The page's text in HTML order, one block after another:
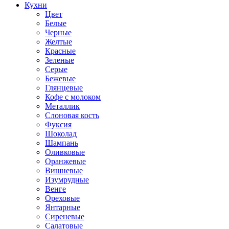
Кухни
Цвет
Белые
Черные
Желтые
Красные
Зеленые
Серые
Бежевые
Глянцевые
Кофе с молоком
Металлик
Слоновая кость
Фуксия
Шоколад
Шампань
Оливковые
Оранжевые
Вишневые
Изумрудные
Венге
Ореховые
Янтарные
Сиреневые
Салатовые